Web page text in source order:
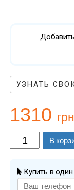
УЗНАТЬ
1310 грн
В
Купить в один